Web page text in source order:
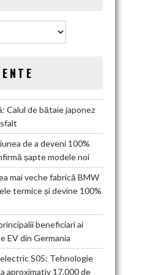
Calul de bătaie japonez
de a deveni 100%
șapte modele noi
mai veche fabrică BMW
termice și devine 100%
beneficiari ai
EV din Germania
S05: Tehnologie
aproximativ 17.000 de